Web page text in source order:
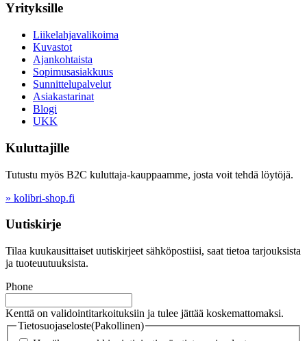
Yrityksille
Liikelahjavalikoima
Kuvastot
Ajankohtaista
Sopimusasiakkuus
Sunnittelupalvelut
Asiakastarinat
Blogi
UKK
Kuluttajille
Tutustu myös B2C kuluttaja-kauppaamme, josta voit tehdä löytöjä.
» kolibri-shop.fi
Uutiskirje
Tilaa kuukausittaiset uutiskirjeet sähköpostiisi, saat tietoa tarjouksista
ja tuoteuutuuksista.
Phone
Kenttä on validointitarkoituksiin ja tulee jättää koskemattomaksi.
Tietosuojaseloste(Pakollinen)